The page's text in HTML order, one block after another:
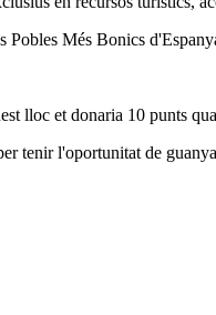
Més Bonics
lloc et donaria 10 punts
tenir l'oportunitat de